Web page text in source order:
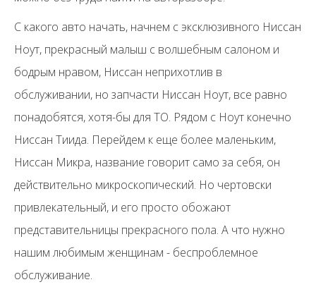
С какого авто начать, начнем с эксклюзивного Ниссан
Ноут, прекрасный малыш с волшебным салоном и
бодрым нравом, Ниссан неприхотлив в
обслуживании, но запчасти Ниссан Ноут, все равно
понадобятся, хотя-бы для ТО. Рядом с Ноут конечно
Ниссан Тиида. Перейдем к еще более маленьким,
Ниссан Микра, название говорит само за себя, он
действительно микроскопический. Но чертовски
привлекательный, и его просто обожают
представительницы прекрасного пола. А что нужно
нашим любимым женщинам - беспроблемное
обслуживание.